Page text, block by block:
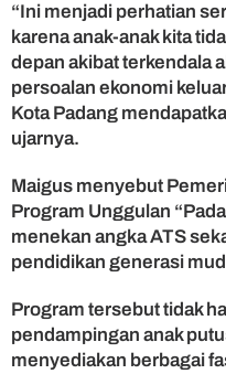
j
i
“Ini menjadi perhatian
karena anak-anak kita
depan akibat terkendala
persoalan ekonomi
Kota Padang
ujarnya.
Maigus menyebut
Program Unggulan
menekan angka ATS
pendidikan generasi
Program tersebut tidak
pendampingan anak
menyediakan berbagai